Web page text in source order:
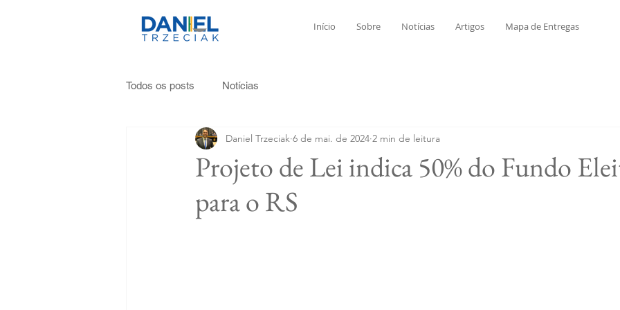
Início Sobre Notícias Artigos Mapa de Entregas
Todos os posts Notícias
Projeto de Lei indica 50% do Fundo
para o RS
Daniel Trzeciak 6 de mai. de 2024 2 min de leitura